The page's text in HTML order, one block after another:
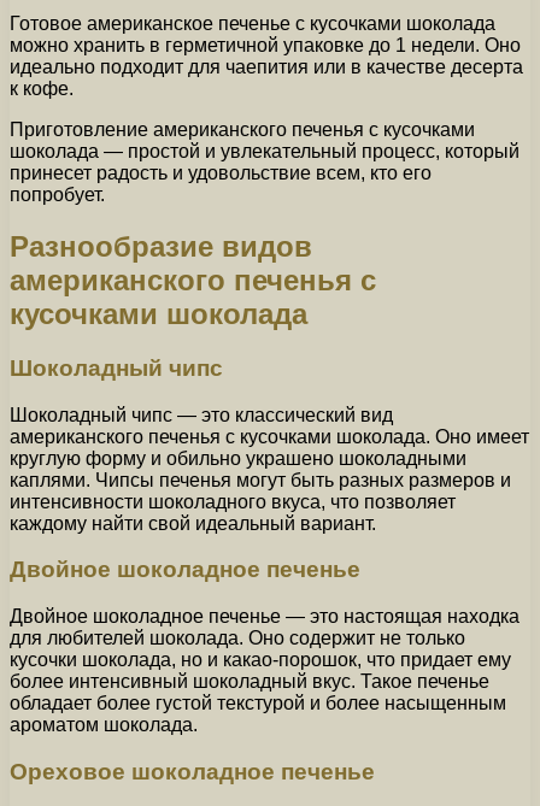
Готовое американское печенье с кусочками шоколада
можно хранить в герметичной упаковке до 1 недели. Оно
идеально подходит для чаепития или в качестве десерта
к кофе.
Приготовление американского печенья с кусочками
шоколада — простой и увлекательный процесс, который
принесет радость и удовольствие всем, кто его
попробует.
Разнообразие видов
американского печенья с
кусочками шоколада
Шоколадный чипс
Шоколадный чипс — это классический вид
американского печенья с кусочками шоколада. Оно имеет
круглую форму и обильно украшено шоколадными
каплями. Чипсы печенья могут быть разных размеров и
интенсивности шоколадного вкуса, что позволяет
каждому найти свой идеальный вариант.
Двойное шоколадное печенье
Двойное шоколадное печенье — это настоящая находка
для любителей шоколада. Оно содержит не только
кусочки шоколада, но и какао-порошок, что придает ему
более интенсивный шоколадный вкус. Такое печенье
обладает более густой текстурой и более насыщенным
ароматом шоколада.
Ореховое шоколадное печенье